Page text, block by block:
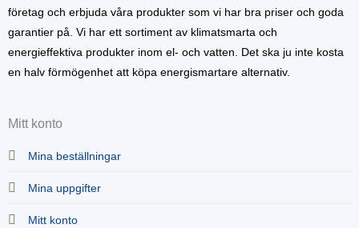
företag och erbjuda våra produkter som vi har bra priser och goda
garantier på. Vi har ett sortiment av klimatsmarta och
energieffektiva produkter inom el- och vatten. Det ska ju inte kosta
en halv förmögenhet att köpa energismartare alternativ.
Mitt konto
Mina beställningar
Mina uppgifter
Mitt konto